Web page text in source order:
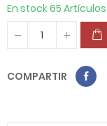
En stock65 Artículos
COMPARTIR